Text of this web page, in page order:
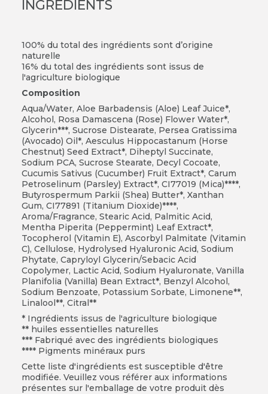
INGRÉDIENTS
100% du total des ingrédients sont d’origine
naturelle
16% du total des ingrédients sont issus de
l'agriculture biologique
Composition
Aqua/Water, Aloe Barbadensis (Aloe) Leaf Juice*,
Alcohol, Rosa Damascena (Rose) Flower Water*,
Glycerin***, Sucrose Distearate, Persea Gratissima
(Avocado) Oil*, Aesculus Hippocastanum (Horse
Chestnut) Seed Extract*, Diheptyl Succinate,
Sodium PCA, Sucrose Stearate, Decyl Cocoate,
Cucumis Sativus (Cucumber) Fruit Extract*, Carum
Petroselinum (Parsley) Extract*, CI77019 (Mica)****,
Butyrospermum Parkii (Shea) Butter*, Xanthan
Gum, CI77891 (Titanium Dioxide)****,
Aroma/Fragrance, Stearic Acid, Palmitic Acid,
Mentha Piperita (Peppermint) Leaf Extract*,
Tocopherol (Vitamin E), Ascorbyl Palmitate (Vitamin
C), Cellulose, Hydrolysed Hyaluronic Acid, Sodium
Phytate, Capryloyl Glycerin/Sebacic Acid
Copolymer, Lactic Acid, Sodium Hyaluronate, Vanilla
Planifolia (Vanilla) Bean Extract*, Benzyl Alcohol,
Sodium Benzoate, Potassium Sorbate, Limonene**,
Linalool**, Citral**
* Ingrédients issus de l'agriculture biologique
** huiles essentielles naturelles
*** Fabriqué avec des ingrédients biologiques
**** Pigments minéraux purs
Cette liste d'ingrédients est susceptible d'être
modifiée. Veuillez vous référer aux informations
présentes sur l'emballage de votre produit dès